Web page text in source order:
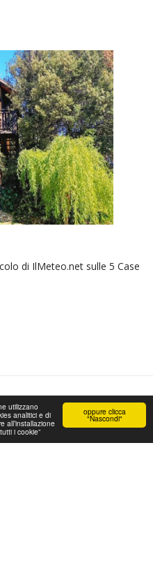
oppure clicca
"Nascondi"
utilizzano
analitici e di
all’installazione
i cookie”
di IlMeteo.net sulle 5 Case
AWEN
GALLERY RITI ALTRO